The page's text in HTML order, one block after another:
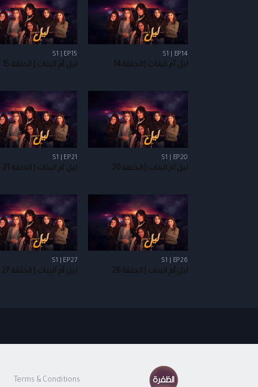
S1 | EP14
ليل أم البنات | الحلقة 14
S1 | EP15
ليل أم البنات | الحلقة 15
S1 | EP20
ليل أم البنات | الحلقة 20
S1 | EP21
ليل أم البنات | الحلقة 21
S1 | EP26
ليل أم البنات | الحلقة 26
S1 | EP27
ليل أم البنات | الحلقة 27
Terms & Conditions